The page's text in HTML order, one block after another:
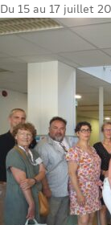
Du 15 au 17 juillet